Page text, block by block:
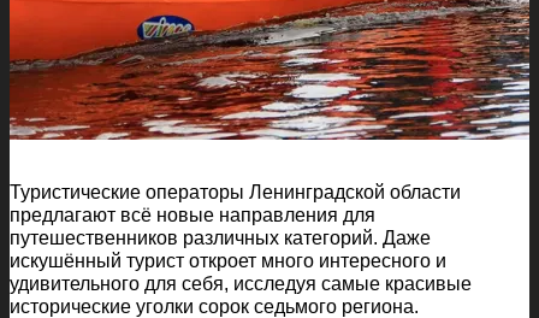
Туристические операторы Ленинградской области
предлагают всё новые направления для
путешественников различных категорий. Даже
искушённый турист откроет много интересного и
удивительного для себя, исследуя самые красивые
исторические уголки сорок седьмого региона.